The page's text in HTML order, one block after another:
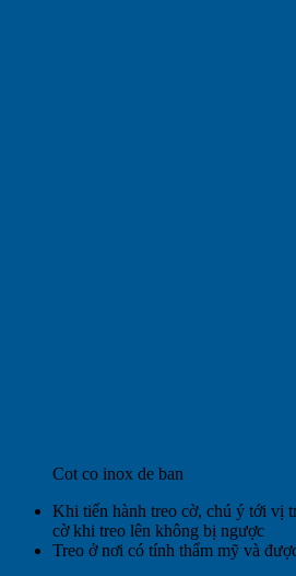
Cot co inox de ban
Khi tiến hành treo cờ, chú ý tới vị
cờ khi treo lên không bị ngược
Treo ở nơi có tính thẩm mỹ và